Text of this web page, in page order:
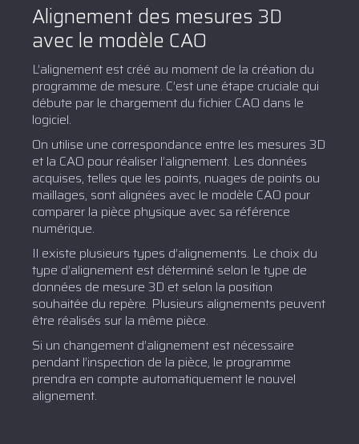
Alignement des mesures 3D
avec le modèle CAO
L’alignement est créé au moment de la création du
programme de mesure. C’est une étape cruciale qui
débute par le chargement du fichier CAO dans le
logiciel.
On utilise une correspondance entre les mesures 3D
et la CAO pour réaliser l’alignement. Les données
acquises, telles que les points, nuages de points ou
maillages, sont alignées avec le modèle CAO pour
comparer la pièce physique avec sa référence
numérique.
Il existe plusieurs types d’alignements. Le choix du
type d’alignement est déterminé selon le type de
données de mesure 3D et selon la position
souhaitée du repère. Plusieurs alignements peuvent
être réalisés sur la même pièce.
Si un changement d’alignement est nécessaire
pendant l’inspection de la pièce, le programme
prendra en compte automatiquement le nouvel
alignement.